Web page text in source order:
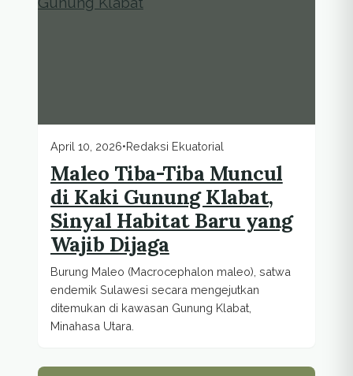
April 10, 2026•Redaksi Ekuatorial
Maleo Tiba-Tiba Muncul
di Kaki Gunung Klabat,
Sinyal Habitat Baru yang
Wajib Dijaga
Burung Maleo (Macrocephalon maleo), satwa
endemik Sulawesi secara mengejutkan
ditemukan di kawasan Gunung Klabat,
Minahasa Utara.